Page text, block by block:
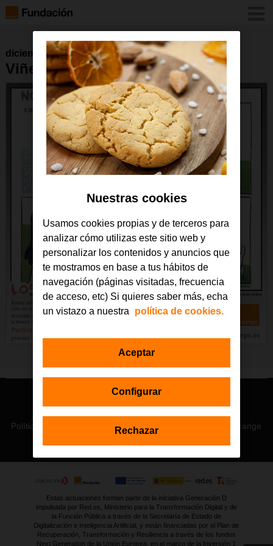
diciembre 2016
Viñeta 4 de julio de 2016
© Orange 2026
Accesibilidad
Lectura accesible: Confort+
Contacto
Política de privacidad
Política de cookies Orange
Estas actuaciones forman parte de la iniciativa Generación D
impulsada por Red.es, Ministerio para la Transformación Digital y de
la Función Pública a través de la Secretaría de Estado de
Digitalización e Inteligencia Artificial, y están financiadas por el Plan de
Recuperación, Transformación y Resiliencia a través de los fondos
Next Generation de la Unión Europea, en el marco de la Inversión 1
Nuestras cookies
Usamos cookies propias y de terceros para
analizar cómo utilizas este sitio web y
personalizar los contenidos y anuncios que
te mostramos en base a tus hábitos de
navegación (páginas visitadas, frecuencia
de acceso, etc) Si quieres saber más, echa
un vistazo a nuestra
política de cookies.
Configurar
Rechazar
Aceptar